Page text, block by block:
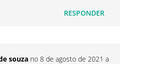
RESPONDER
souza no 8 de agosto de 2021 a